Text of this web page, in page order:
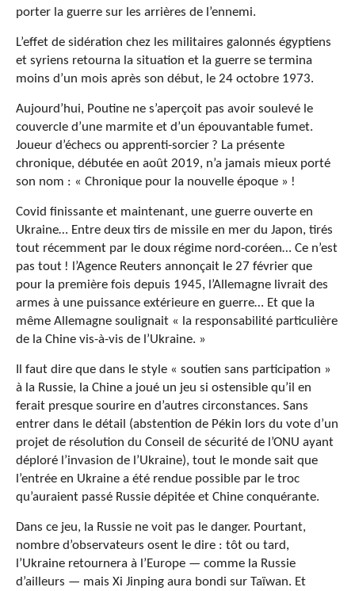
porter la guerre sur les arrières de l’ennemi.
L’effet de sidération chez les militaires galonnés égyptiens
et syriens retourna la situation et la guerre se termina
moins d’un mois après son début, le 24 octobre 1973.
Aujourd’hui, Poutine ne s’aperçoit pas avoir soulevé le
couvercle d’une marmite et d’un épouvantable fumet.
Joueur d’échecs ou apprenti-sorcier ? La présente
chronique, débutée en août 2019, n’a jamais mieux porté
son nom : « Chronique pour la nouvelle époque » !
Covid finissante et maintenant, une guerre ouverte en
Ukraine… Entre deux tirs de missile en mer du Japon, tirés
tout récemment par le doux régime nord-coréen… Ce n’est
pas tout ! l’Agence Reuters annonçait le 27 février que
pour la première fois depuis 1945, l’Allemagne livrait des
armes à une puissance extérieure en guerre… Et que la
même Allemagne soulignait « la responsabilité particulière
de la Chine vis-à-vis de l’Ukraine. »
Il faut dire que dans le style « soutien sans participation »
à la Russie, la Chine a joué un jeu si ostensible qu’il en
ferait presque sourire en d’autres circonstances. Sans
entrer dans le détail (abstention de Pékin lors du vote d’un
projet de résolution du Conseil de sécurité de l’ONU ayant
déploré l’invasion de l’Ukraine), tout le monde sait que
l’entrée en Ukraine a été rendue possible par le troc
qu’auraient passé Russie dépitée et Chine conquérante.
Dans ce jeu, la Russie ne voit pas le danger. Pourtant,
nombre d’observateurs osent le dire : tôt ou tard,
l’Ukraine retournera à l’Europe — comme la Russie
d’ailleurs — mais Xi Jinping aura bondi sur Taïwan. Et